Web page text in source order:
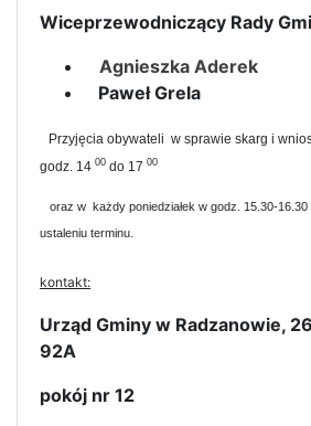
Wiceprzewodniczący Rady
Agnieszka Aderek
Paweł Grela
Przyjęcia obywateli w sprawie skarg i
godz. 14 00 do 17 00
oraz w każdy poniedziałek w godz. 15.30-
ustaleniu terminu.
kontakt:
Urząd Gminy w Radzanowie,
92A
pokój nr 12